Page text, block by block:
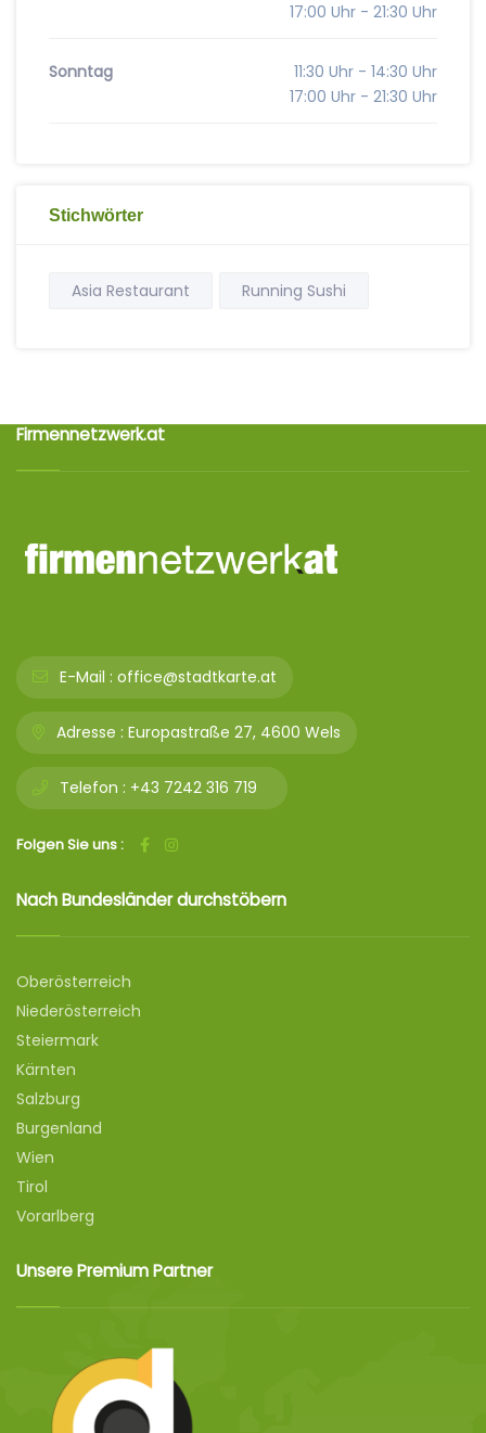
17:00 Uhr - 21:30 Uhr
Sonntag
11:30 Uhr - 14:30 Uhr
17:00 Uhr - 21:30 Uhr
Stichwörter
Asia Restaurant Running Sushi
Firmennetzwerk.at
E-Mail : office@stadtkarte.at
Adresse : Europastraße 27, 4600 Wels
Telefon : +43 7242 316 719
Folgen Sie uns :
Nach Bundesländer durchstöbern
Oberösterreich
Niederösterreich
Steiermark
Kärnten
Salzburg
Burgenland
Wien
Tirol
Vorarlberg
Unsere Premium Partner